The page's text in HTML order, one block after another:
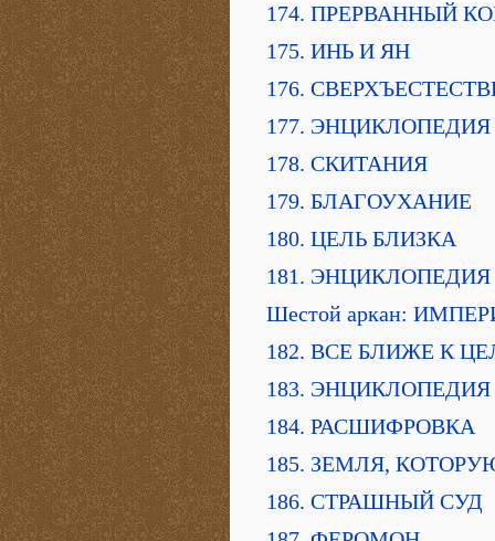
174. ПРЕРВАННЫЙ
175. ИНЬ И ЯН
176.
177. ЭНЦИКЛОПЕДИЯ
178. СКИТАНИЯ
179. БЛАГОУХАНИЕ
180. ЦЕЛЬ БЛИЗКА
181. ЭНЦИКЛОПЕДИЯ
Шестой аркан:
182. ВСЕ БЛИЖЕ К
183. ЭНЦИКЛОПЕДИЯ
184. РАСШИФРОВКА
185. ЗЕМЛЯ,
186. СТРАШНЫЙ СУД